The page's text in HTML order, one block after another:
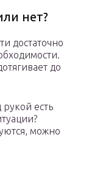
нет?
достаточно
до
рукой есть
можно